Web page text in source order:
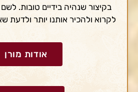
בקיצור שנהיה בידיים טובות.
לקרוא ולהכיר אותנו יותר ולדעת
אודות מורן